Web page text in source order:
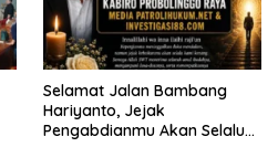
Selamat Jalan Bambang
Hariyanto, Jejak
Pengabdianmu Akan Selalu